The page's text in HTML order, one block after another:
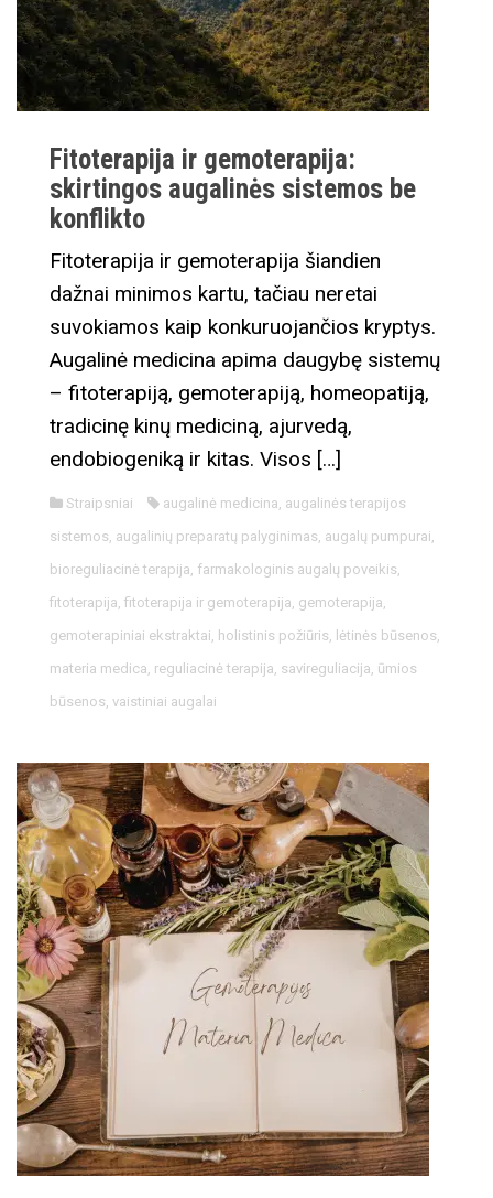
Fitoterapija ir gemoterapija:
skirtingos augalinės sistemos be
konflikto
Fitoterapija ir gemoterapija šiandien
dažnai minimos kartu, tačiau neretai
suvokiamos kaip konkuruojančios kryptys.
Augalinė medicina apima daugybę sistemų
– fitoterapiją, gemoterapiją, homeopatiją,
tradicinę kinų mediciną, ajurvedą,
endobiogeniką ir kitas. Visos […]
Straipsniai augalinė medicina, augalinės terapijos
sistemos, augalinių preparatų palyginimas, augalų pumpurai,
bioreguliacinė terapija, farmakologinis augalų poveikis,
fitoterapija, fitoterapija ir gemoterapija, gemoterapija,
gemoterapiniai ekstraktai, holistinis požiūris, lėtinės būsenos,
materia medica, reguliacinė terapija, savireguliacija, ūmios
būsenos, vaistiniai augalai